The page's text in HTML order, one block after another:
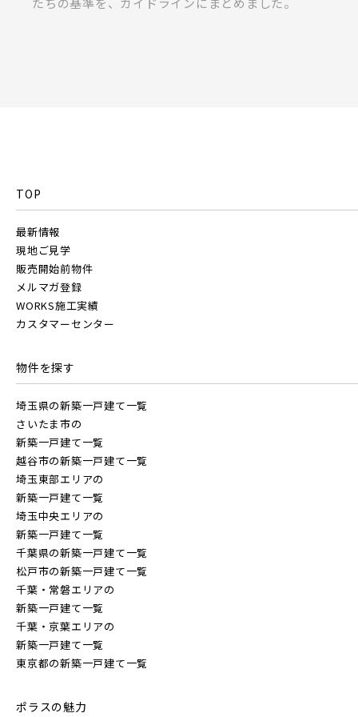
TOP
最新情報
現地ご見学
販売開始前物件
メルマガ登録
WORKS施工実績
カスタマーセンター
物件を探す
埼玉県の新築一戸建て一覧
さいたま市の
新築一戸建て一覧
越谷市の新築一戸建て一覧
埼玉東部エリアの
新築一戸建て一覧
埼玉中央エリアの
新築一戸建て一覧
千葉県の新築一戸建て一覧
松戸市の新築一戸建て一覧
千葉・常磐エリアの
新築一戸建て一覧
千葉・京葉エリアの
新築一戸建て一覧
東京都の新築一戸建て一覧
ポラスの魅力